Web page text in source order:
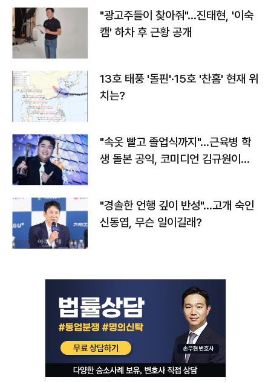
"광고주들이 찾아줘"…진태현, '이숙
캠' 하차 후 근황 공개
13호 태풍 '돌핀'·15호 '찬홈' 현재 위
치는?
"속옷 빨고 졸업식까지"…근육병 학
생 돌본 공익, 코미디언 김규원이었
"경솔한 언행 깊이 반성"…고개 숙인
신동엽, 무슨 일이길래?